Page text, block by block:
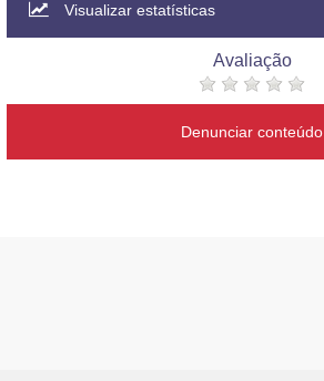
Visualizar estatísticas
Avaliação
Denunciar conteúdo